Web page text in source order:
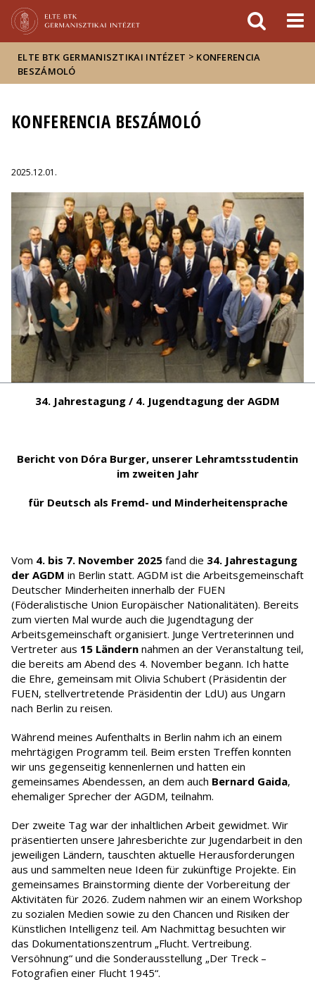
sajtóban
ELTE BTK GERMANISZTIKAI INTÉZET > KONFERENCIA
BESZÁMOLÓ
KONFERENCIA BESZÁMOLÓ
2025.12.01.
34. Jahrestagung / 4. Jugendtagung der AGDM
Bericht von Dóra Burger, unserer Lehramtsstudentin
im zweiten Jahr
für Deutsch als Fremd- und Minderheitensprache
Vom 4. bis 7. November 2025 fand die 34. Jahrestagung
der AGDM in Berlin statt. AGDM ist die Arbeitsgemeinschaft
Deutscher Minderheiten innerhalb der FUEN
(Föderalistische Union Europäischer Nationalitäten). Bereits
zum vierten Mal wurde auch die Jugendtagung der
Arbeitsgemeinschaft organisiert. Junge Vertreterinnen und
Vertreter aus 15 Ländern nahmen an der Veranstaltung teil,
die bereits am Abend des 4. November begann. Ich hatte
die Ehre, gemeinsam mit Olivia Schubert (Präsidentin der
FUEN, stellvertretende Präsidentin der LdU) aus Ungarn
nach Berlin zu reisen.
Während meines Aufenthalts in Berlin nahm ich an einem
mehrtägigen Programm teil. Beim ersten Treffen konnten
wir uns gegenseitig kennenlernen und hatten ein
gemeinsames Abendessen, an dem auch Bernard Gaida,
ehemaliger Sprecher der AGDM, teilnahm.
Der zweite Tag war der inhaltlichen Arbeit gewidmet. Wir
präsentierten unsere Jahresberichte zur Jugendarbeit in den
jeweiligen Ländern, tauschten aktuelle Herausforderungen
aus und sammelten neue Ideen für zukünftige Projekte. Ein
gemeinsames Brainstorming diente der Vorbereitung der
Aktivitäten für 2026. Zudem nahmen wir an einem Workshop
zu sozialen Medien sowie zu den Chancen und Risiken der
Künstlichen Intelligenz teil. Am Nachmittag besuchten wir
das Dokumentationszentrum „Flucht. Vertreibung.
Versöhnung“ und die Sonderausstellung „Der Treck –
Fotografien einer Flucht 1945“.